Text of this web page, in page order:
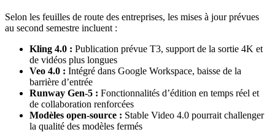
Selon les feuilles de route des entreprises, les mises à jour prévues
au second semestre incluent :
Kling 4.0 : Publication prévue T3, support de la sortie 4K et
de vidéos plus longues
Veo 4.0 : Intégré dans Google Workspace, baisse de la
barrière d’entrée
Runway Gen-5 : Fonctionnalités d’édition en temps réel et
de collaboration renforcées
Modèles open-source : Stable Video 4.0 pourrait challenger
la qualité des modèles fermés